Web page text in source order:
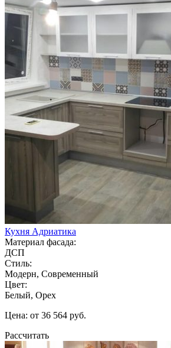
Кухня Адриатика
Материал фасада:
ДСП
Стиль:
Модерн, Современный
Цвет:
Белый, Орех
Цена: от 36 564 руб.
Рассчитать